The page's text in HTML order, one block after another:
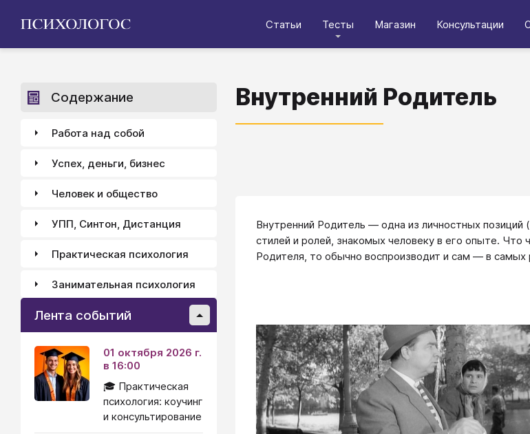
Статьи Тесты Магазин Консультации
Внутренний Родитель
​​​​​​Внутренний Родитель — одна из личностных позиций
стилей и ролей, знакомых человеку в его опыте.
Родителя, то обычно воспроизводит и сам — в самых
Содержание
Работа над собой
Успех, деньги, бизнес
Человек и общество
УПП, Синтон, Дистанция
Практическая психология
Занимательная психология
Лента событий
01 октября 2026 г.
в 16:00
🎓 Практическая
психология: коучинг
и консультирование